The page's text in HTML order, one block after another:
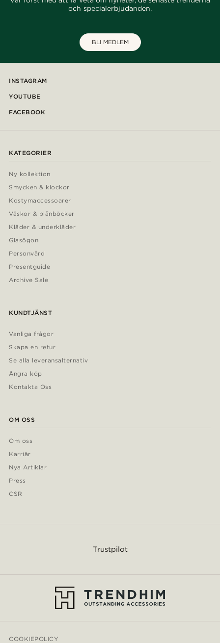
och specialerbjudanden.
BLI MEDLEM
INSTAGRAM
YOUTUBE
FACEBOOK
KATEGORIER
Ny kollektion
Smycken & klockor
Kostymaccessoarer
Väskor & plånböcker
Kläder & underkläder
Glasögon
Personvård
Presentguide
Archive Sale
KUNDTJÄNST
Vanliga frågor
Skapa en retur
Se alla leveransalternativ
Ångra köp
Kontakta Oss
OM OSS
Om oss
Karriär
Nya Artiklar
Press
CSR
Trustpilot
COOKIEPOLICY